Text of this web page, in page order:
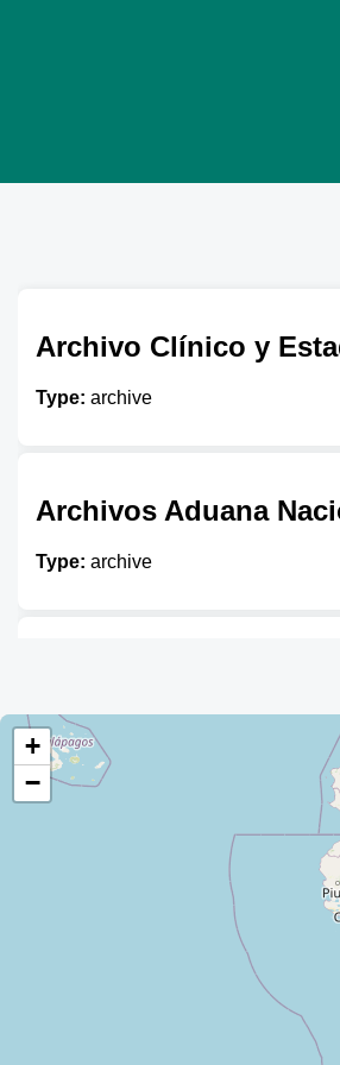
Archivo Clínico y
Type: archive
Archivos Aduana
Type: archive
Type:archive
Archivo Histórico
Archivo Fonográfico
+
−